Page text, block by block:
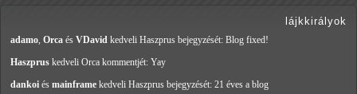
lájkkirályok
adamo, Orca és VDavid kedveli Haszprus bejegyzését: Blog fixed!
Haszprus kedveli Orca kommentjét: Yay
dankoi és mainframe kedveli Haszprus bejegyzését: 21 éves a blog